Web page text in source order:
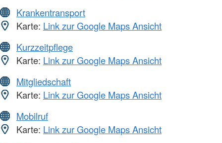
Krankentransport
Karte: Link zur Google Maps Ansicht
Kurzzeitpflege
Karte: Link zur Google Maps Ansicht
Mitgliedschaft
Karte: Link zur Google Maps Ansicht
Mobilruf
Karte: Link zur Google Maps Ansicht